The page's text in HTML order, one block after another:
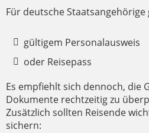
Für deutsche
gültigem Personalausweis
oder Reisepass
Es empfiehlt sich dennoch, die
Dokumente rechtzeitig zu
Zusätzlich sollten Reisende
sichern: